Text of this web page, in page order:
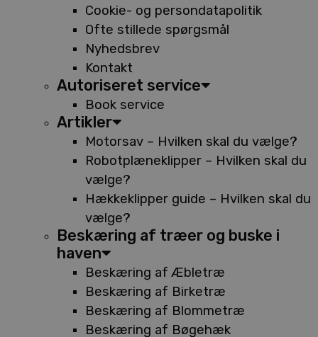
Cookie- og persondatapolitik
Ofte stillede spørgsmål
Nyhedsbrev
Kontakt
Autoriseret service
Book service
Artikler
Motorsav – Hvilken skal du vælge?
Robotplæneklipper – Hvilken skal du
vælge?
Hækkeklipper guide – Hvilken skal du
vælge?
Beskæring af træer og buske i
haven
Beskæring af Æbletræ
Beskæring af Birketræ
Beskæring af Blommetræ
Beskæring af Bøgehæk